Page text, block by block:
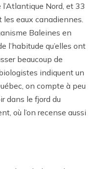
Nord, et 33
eaux canadiennes.
Baleines en
l’habitude qu’elles ont
beaucoup de
indiquent un
on compte à peu
dans le fjord du
où l’on recense aussi